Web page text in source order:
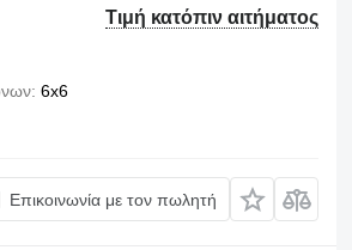
Τιμή κατόπιν αιτήματος
6x6
Επικοινωνία με τον πωλητή